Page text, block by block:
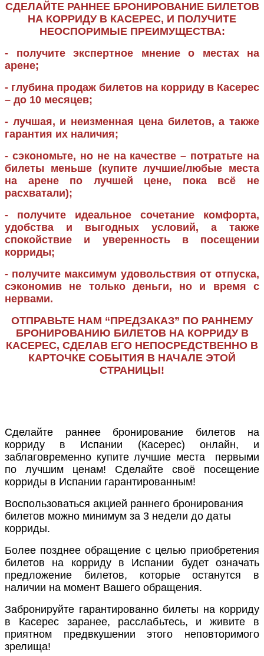
СДЕЛАЙТЕ РАННЕЕ БРОНИРОВАНИЕ БИЛЕТОВ
НА КОРРИДУ В КАСЕРЕС, И ПОЛУЧИТЕ
НЕОСПОРИМЫЕ ПРЕИМУЩЕСТВА:
- получите экспертное мнение о местах на
арене;
- глубина продаж билетов на корриду в Касерес
– до 10 месяцев;
- лучшая, и неизменная цена билетов, а также
гарантия их наличия;
- сэкономьте, но не на качестве – потратьте на
билеты меньше (купите лучшие/любые места
на арене по лучшей цене, пока всё не
расхватали);
- получите идеальное сочетание комфорта,
удобства и выгодных условий, а также
спокойствие и уверенность в посещении
корриды;
- получите максимум удовольствия от отпуска,
сэкономив не только деньги, но и время с
нервами.
ОТПРАВЬТЕ НАМ “ПРЕДЗАКАЗ” ПО РАННЕМУ
БРОНИРОВАНИЮ БИЛЕТОВ НА КОРРИДУ В
КАСЕРЕС, СДЕЛАВ ЕГО НЕПОСРЕДСТВЕННО В
КАРТОЧКЕ СОБЫТИЯ В НАЧАЛЕ ЭТОЙ
СТРАНИЦЫ!
Сделайте раннее бронирование билетов на
корриду в Испании (Касерес) онлайн, и
заблаговременно купите лучшие места первыми
по лучшим ценам! Сделайте своё посещение
корриды в Испании гарантированным!
Воспользоваться акцией раннего бронирования
билетов можно минимум за 3 недели до даты
корриды.
Более позднее обращение с целью приобретения
билетов на корриду в Испании будет означать
предложение билетов, которые останутся в
наличии на момент Вашего обращения.
Забронируйте гарантированно билеты на корриду
в Касерес заранее, расслабьтесь, и живите в
приятном предвкушении этого неповторимого
зрелища!